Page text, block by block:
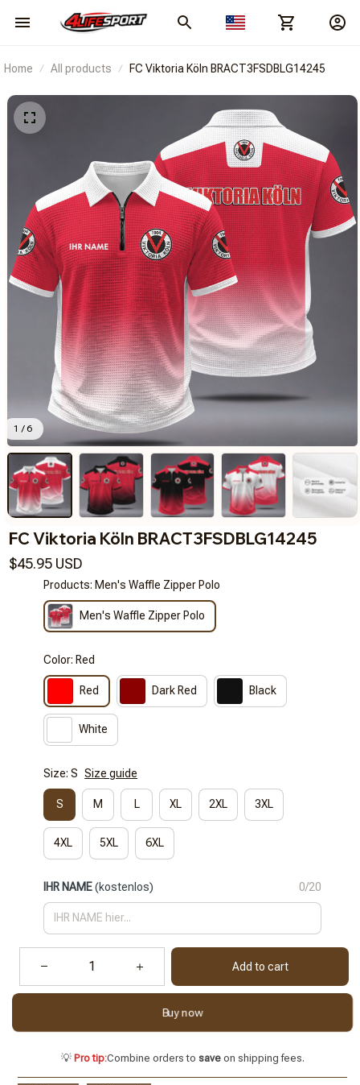
Home All products FC Viktoria Köln BRACT3FSDBLG14245
1 / 6
FC Viktoria Köln BRACT3FSDBLG14245
$45.95 USD
Products: Men's Waffle Zipper Polo
Men's Waffle Zipper Polo
Color: Red
Red Dark Red Black
White
Size: S Size guide
S M L XL 2XL 3XL
4XL 5XL 6XL
IHR NAME(kostenlos) 0/20
Add to cart
Buy now
💡 Pro tip:Combine orders to saveon shipping fees.